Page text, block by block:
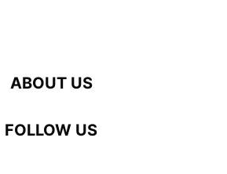
ABOUT US
FOLLOW US